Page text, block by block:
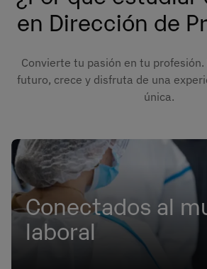
en Dirección de
Convierte tu pasión en tu
futuro, crece y disfruta de una
única.
Conectados al
laboral